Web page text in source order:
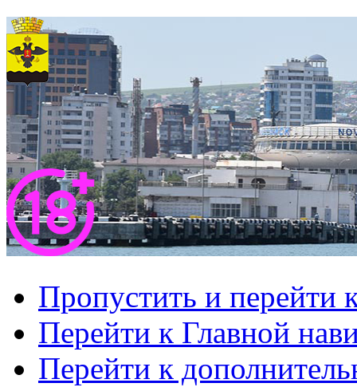
Пропустить и перейти
Перейти к Главной
Перейти к